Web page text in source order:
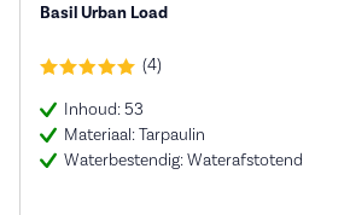
Basil Urban Load
(4)
Inhoud: 53
Materiaal: Tarpaulin
Waterbestendig: Waterafstotend